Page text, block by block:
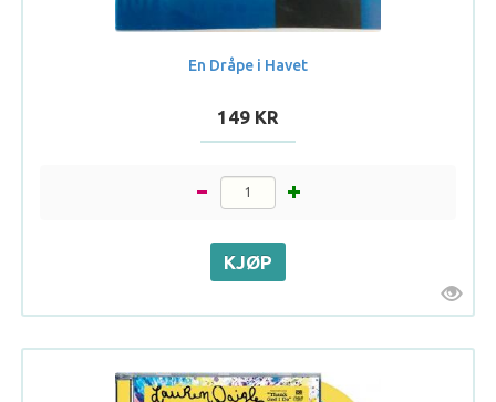
En Dråpe i Havet
149 KR